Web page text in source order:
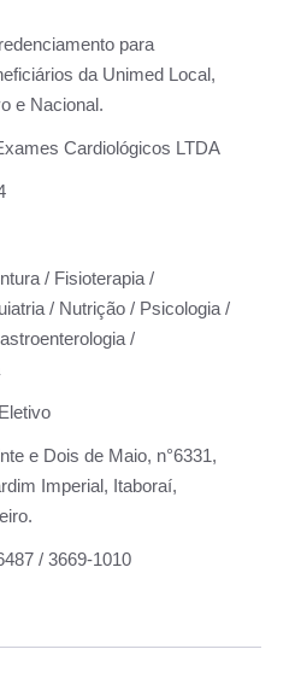
para
da Unimed Local,
e Nacional.
Cardiológicos LTDA
/ Fisioterapia /
/ Nutrição / Psicologia /
/
Eletivo
e Dois de Maio, n°6331,
Imperial, Itaboraí,
/ 3669-1010